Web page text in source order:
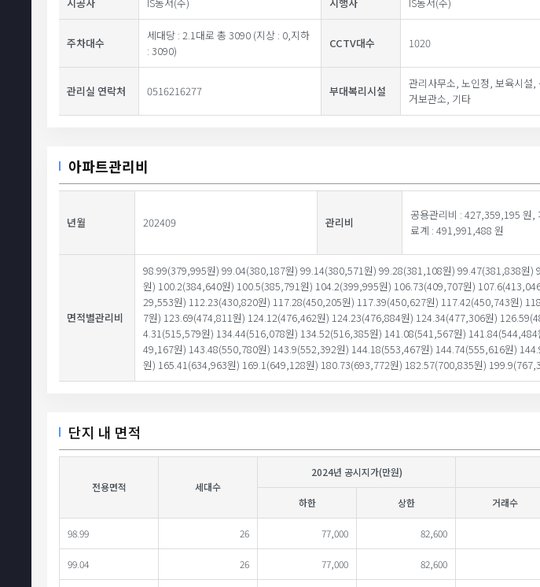
주차대수
세대당 : 2.1대로 총 3090 (지상 : 0,지하
: 3090)
CCTV대수 1020
관리실 연락처 0516216277 부대복리시설
관리사무소, 노인정, 보육시설
거보관소, 기타
아파트관리비
년월 202409 관리비
공용관리비 : 427,359,195 원,
료계 : 491,991,488 원
면적별관리비
98.99(379,995원) 99.04(380,187원) 99.14(380,571원) 99.28(381,108원) 99.47(381,838
원) 100.2(384,640원) 100.5(385,791원) 104.2(399,995원) 106.73(409,707원)
29,553원) 112.23(430,820원) 117.28(450,205원) 117.39(450,627원) 117.42(450,743원)
7원) 123.69(474,811원) 124.12(476,462원) 124.23(476,884원) 124.34(477,306원)
4.31(515,579원) 134.44(516,078원) 134.52(516,385원) 141.08(541,567원)
49,167원) 143.48(550,780원) 143.9(552,392원) 144.18(553,467원) 144.74(555,616원)
원) 165.41(634,963원) 169.1(649,128원) 180.73(693,772원) 182.57(700,835원)
단지 내 면적
전용면적 세대수
2024년 공시지가(만원)
하한 상한 거래수
98.99 26 77,000 82,600
99.04 26 77,000 82,600